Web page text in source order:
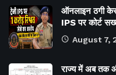
ऑनलाइन ठगी
IPS पर कोर्ट
August 7,
राज्य में अब तक